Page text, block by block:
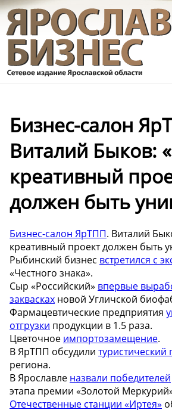
Бизнес-салон
Виталий Быков:
креативный
должен быть
Бизнес-салон ЯрТПП. Виталий
креативный проект должен быть
Рыбинский бизнес встретился с
«Честного знака».
Сыр «Российский» впервые
заквасках новой Угличской
Фармацевтические предприятия
отгрузки продукции в 1.5 раза.
Цветочное импортозамещение.
В ЯрТПП обсудили туристический
региона.
В Ярославле назвали победителей
этапа премии «Золотой
Отечественные станции «Иртея»